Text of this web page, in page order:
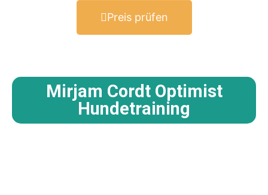
Preis prüfen
Mirjam Cordt Optimist
Hundetraining